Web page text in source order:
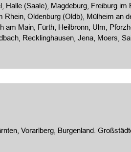
Halle (Saale), Magdeburg, Freiburg im
Oldenburg (Oldb), Mülheim an
Main, Fürth, Heilbronn, Ulm,
Recklinghausen, Jena , Moers,
Vorarl­berg, Burgen­land.